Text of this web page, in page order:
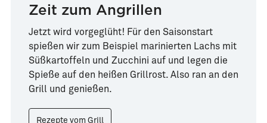
Zeit zum Angrillen
Jetzt wird vorgeglüht! Für den Saisonstart
spießen wir zum Beispiel marinierten Lachs mit
Süßkartoffeln und Zucchini auf und legen die
Spieße auf den heißen Grillrost. Also ran an den
Grill und genießen.
Rezepte vom Grill